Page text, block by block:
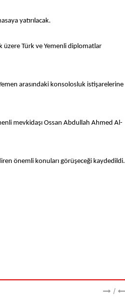
yatırılacak.
üzere Türk ve Yemenli diplomatlar
arasındaki konsolosluk istişarelerine
mevkidaşı Ossan Abdullah Ahmed Al-
önemli konuları görüşeceği kaydedildi.
/